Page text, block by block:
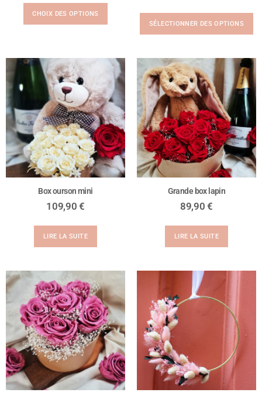
CHOIX DES OPTIONS
SÉLECTIONNER DES OPTIONS
Box ourson mini
109,90€
LIRE LA SUITE
Grande box lapin
89,90€
LIRE LA SUITE